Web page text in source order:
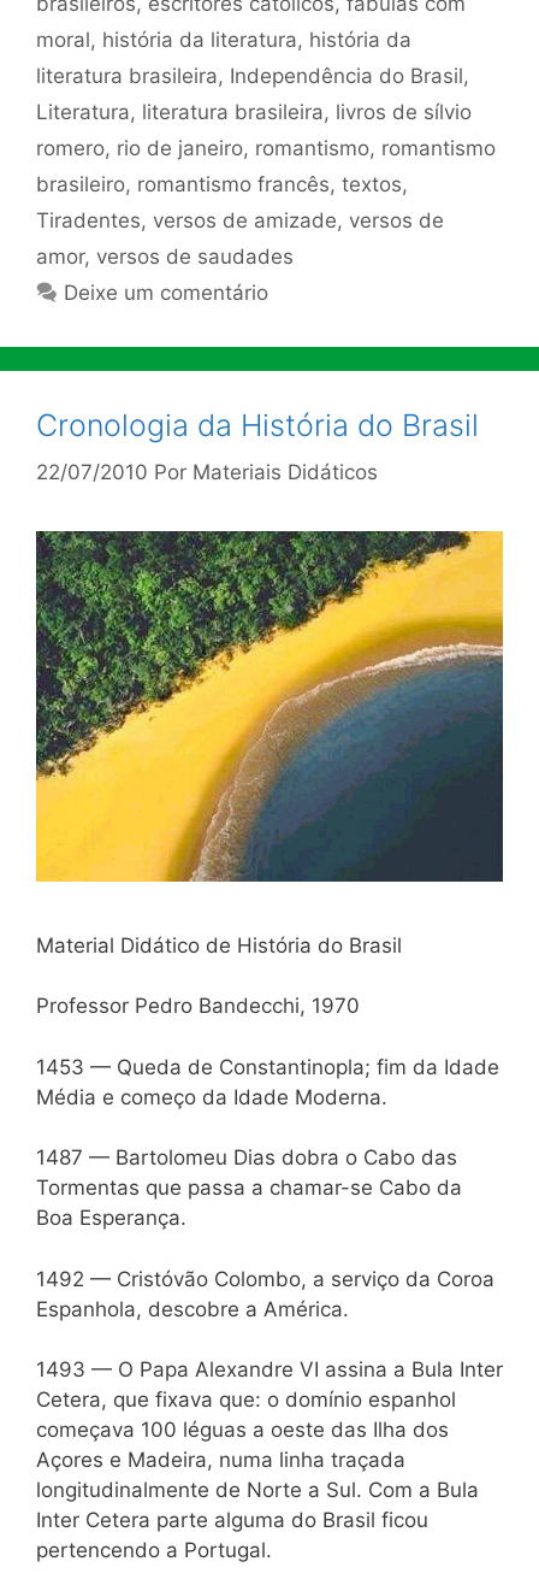
moral, história da literatura, história da
literatura brasileira, Independência do Brasil,
Literatura, literatura brasileira, livros de sílvio
romero, rio de janeiro, romantismo, romantismo
brasileiro, romantismo francês, textos,
Tiradentes, versos de amizade, versos de
amor, versos de saudades
Deixe um comentário
Cronologia da História do Brasil
22/07/2010 Por Materiais Didáticos
Material Didático de História do Brasil
Professor Pedro Bandecchi, 1970
1453 — Queda de Constantinopla; fim da Idade
Média e começo da Idade Moderna.
1487 — Bartolomeu Dias dobra o Cabo das
Tormentas que passa a chamar-se Cabo da
Boa Esperança.
1492 — Cristóvão Colombo, a serviço da Coroa
Espanhola, descobre a América.
1493 — O Papa Alexandre VI assina a Bula Inter
Cetera, que fixava que: o domínio espanhol
começava 100 léguas a oeste das Ilha dos
Açores e Madeira, numa linha traçada
longitudinalmente de Norte a Sul. Com a Bula
Inter Cetera parte alguma do Brasil ficou
pertencendo a Portugal.